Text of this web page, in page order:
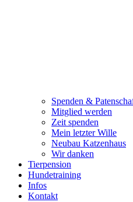
Spenden &
Mitglied werden
Zeit spenden
Mein letzter Wille
Neubau Katzenhaus
Wir danken
Tierpension
Hundetraining
Infos
Kontakt